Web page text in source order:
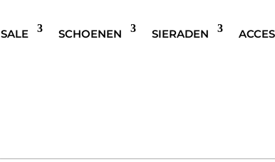
SALE SCHOENEN SIERADEN
ICHI IHBERISEL WIDE